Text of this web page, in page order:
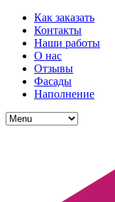
Как заказать
Контакты
Наши работы
О нас
Отзывы
Фасады
Наполнение